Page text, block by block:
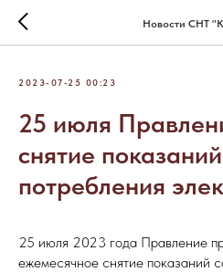
Новости СНТ
2023-07-25 00:23
25 июля
снятие
потребления
25 июля 2023 года Правление
ежемесячное снятие показаний